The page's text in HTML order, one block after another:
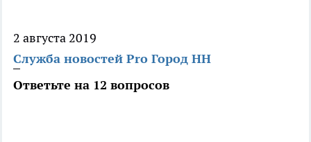
2 августа 2019
Служба новостей Pro Город НН
Ответьте на 12 вопросов